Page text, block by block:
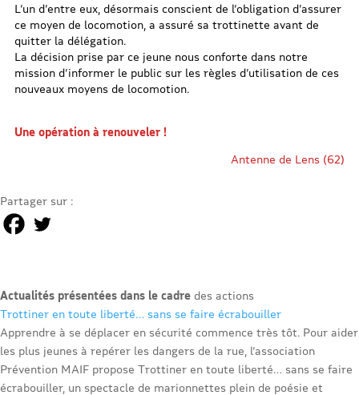
L’un d’entre eux, désormais conscient de l’obligation d’assurer
ce moyen de locomotion, a assuré sa trottinette avant de
quitter la délégation.
La décision prise par ce jeune nous conforte dans notre
mission d’informer le public sur les règles d’utilisation de ces
nouveaux moyens de locomotion.
Une opération à renouveler !
Antenne de Lens (62)
Partager sur :
Actualités présentées dans le cadre des actions
Trottiner en toute liberté… sans se faire écrabouiller
Apprendre à se déplacer en sécurité commence très tôt. Pour aider
les plus jeunes à repérer les dangers de la rue, l’association
Prévention MAIF propose Trottiner en toute liberté… sans se faire
écrabouiller, un spectacle de marionnettes plein de poésie et